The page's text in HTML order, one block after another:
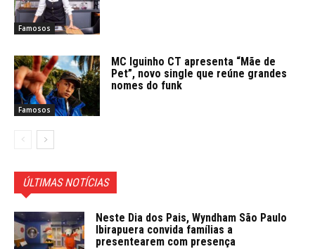
Famosos
Famosos
MC Iguinho CT apresenta “Mãe de
Pet”, novo single que reúne grandes
nomes do funk
ÚLTIMAS NOTÍCIAS
Neste Dia dos Pais, Wyndham São Paulo
Ibirapuera convida famílias a
presentearem com presença